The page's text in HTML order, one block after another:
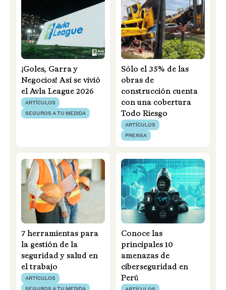
¡Goles, Garra y
Negocios! Así se vivió
el Avla League 2026
ARTÍCULOS
SEGUROS A TU MEDIDA
Sólo el 35% de las
obras de
construcción cuenta
con una cobertura
Todo Riesgo
ARTÍCULOS
PRENSA
7 herramientas para
la gestión de la
seguridad y salud en
el trabajo
ARTÍCULOS
SEGUROS A TU MEDIDA
Conoce las
principales 10
amenazas de
ciberseguridad en
Perú